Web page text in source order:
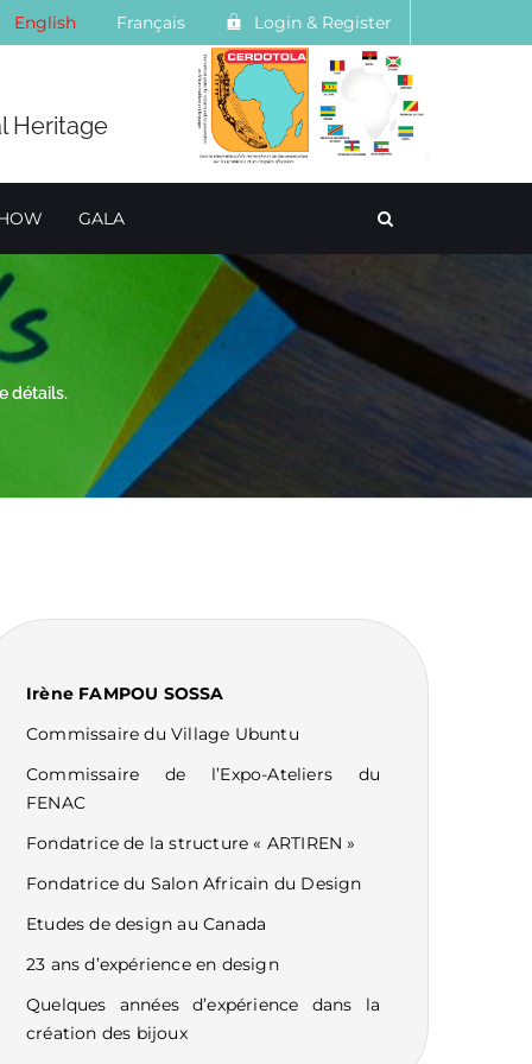
English Français Login & Register
Heritage
GALA
détails.
Irène FAMPOU SOSSA
Commissaire du Village Ubuntu
Commissaire de l’Expo-Ateliers du
FENAC
Fondatrice de la structure « ARTIREN »
Fondatrice du Salon Africain du Design
Etudes de design au Canada
23 ans d’expérience en design
Quelques années d’expérience dans la
création des bijoux